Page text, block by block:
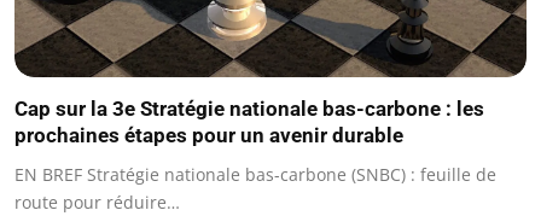
Cap sur la 3e Stratégie nationale bas-carbone : les
prochaines étapes pour un avenir durable
EN BREF Stratégie nationale bas-carbone (SNBC) : feuille de
route pour réduire…